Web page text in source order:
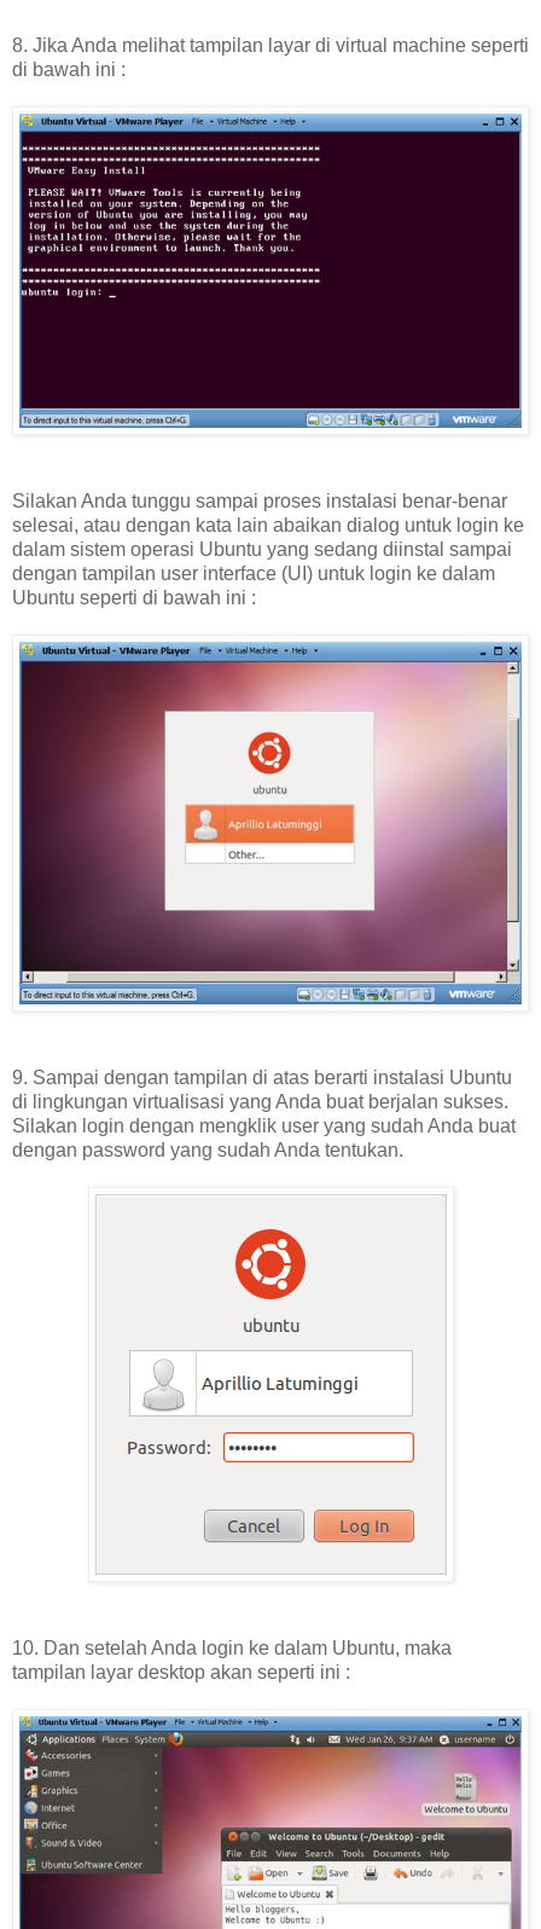
8. Jika Anda melihat tampilan layar di virtual machine seperti
di bawah ini :
Silakan Anda tunggu sampai proses instalasi benar-benar
selesai, atau dengan kata lain abaikan dialog untuk login ke
dalam sistem operasi Ubuntu yang sedang diinstal sampai
dengan tampilan user interface (UI) untuk login ke dalam
Ubuntu seperti di bawah ini :
9. Sampai dengan tampilan di atas berarti instalasi Ubuntu
di lingkungan virtualisasi yang Anda buat berjalan sukses.
Silakan login dengan mengklik user yang sudah Anda buat
dengan password yang sudah Anda tentukan.
10. Dan setelah Anda login ke dalam Ubuntu, maka
tampilan layar desktop akan seperti ini :